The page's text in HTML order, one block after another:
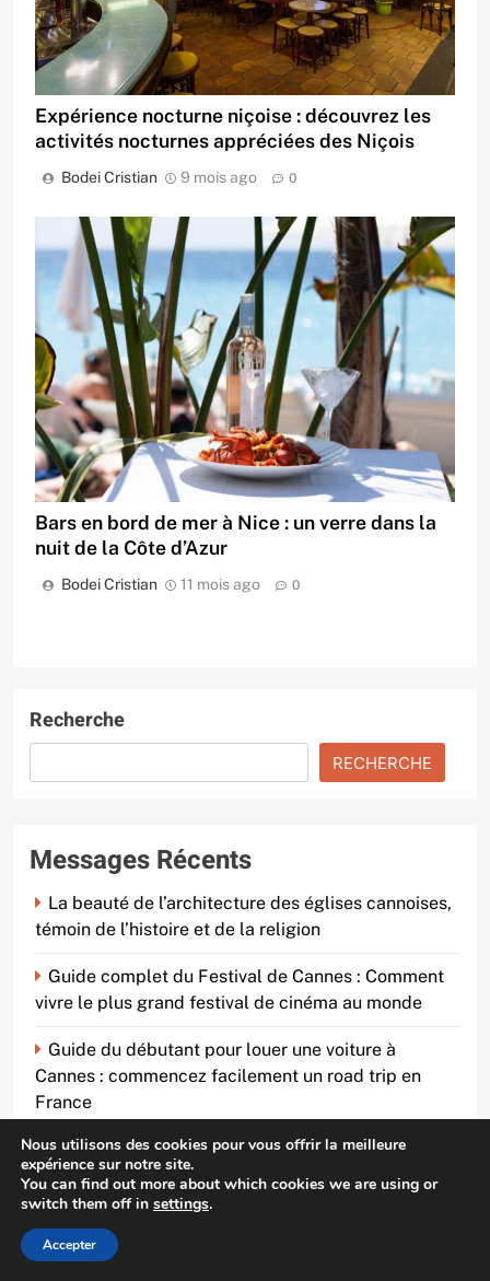
Expérience nocturne niçoise : découvrez les
activités nocturnes appréciées des Niçois
Bodei Cristian 9 mois ago 0
Bars en bord de mer à Nice : un verre dans la
nuit de la Côte d’Azur
Bodei Cristian 11 mois ago 0
Recherche
RECHERCHE
Messages Récents
La beauté de l’architecture des églises cannoises,
témoin de l’histoire et de la religion
Guide complet du Festival de Cannes : Comment
vivre le plus grand festival de cinéma au monde
Guide du débutant pour louer une voiture à
Cannes : commencez facilement un road trip en
France
Recommandation de restaurant romantique à
Cannes – la rencontre parfaite entre l’amour et la
nourriture
Stations balnéaires familiales recommandées à
Nous utilisons des cookies pour vous offrir la meilleure
expérience sur notre site.
You can find out more about which cookies we are using or
switch them off in settings.
Accepter